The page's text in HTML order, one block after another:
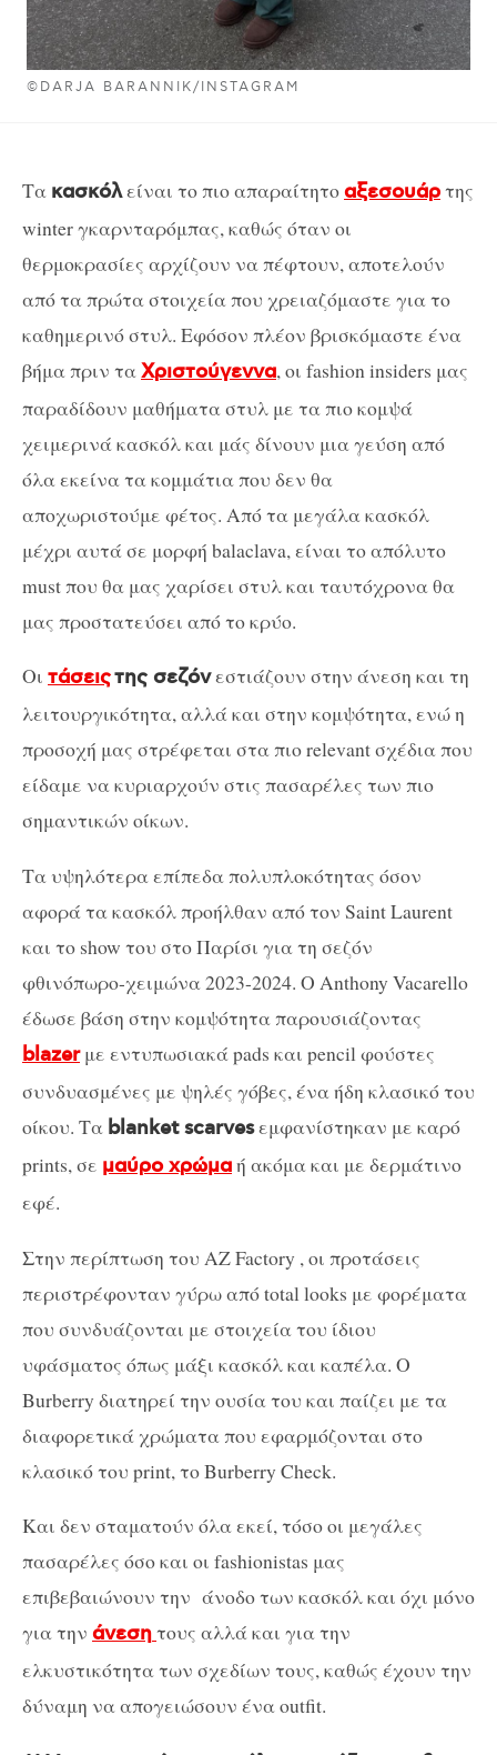
©DARJA BARANNIK/INSTAGRAM
Τα κασκόλείναι το πιο απαραίτητοαξεσουάρτης
winter γκαρνταρόμπας, καθώς όταν οι
θερμοκρασίες αρχίζουν να πέφτουν, αποτελούν
από τα πρώτα στοιχεία που χρειαζόμαστε για το
καθημερινό στυλ. Εφόσον πλέον βρισκόμαστε ένα
βήμα πριν ταΧριστούγεννα, οι fashion insiders μας
παραδίδουν μαθήματα στυλ με τα πιο κομψά
χειμερινά κασκόλ και μάς δίνουν μια γεύση από
όλα εκείνα τα κομμάτια που δεν θα
αποχωριστούμε φέτος. Από τα μεγάλα κασκόλ
μέχρι αυτά σε μορφή balaclava, είναι το απόλυτο
must που θα μας χαρίσει στυλ και ταυτόχρονα θα
μας προστατεύσει από το κρύο.
Οι τάσειςτης σεζόνεστιάζουν στην άνεση και τη
λειτουργικότητα, αλλά και στην κομψότητα, ενώ η
προσοχή μας στρέφεται στα πιο relevant σχέδια που
είδαμε να κυριαρχούν στις πασαρέλες των πιο
σημαντικών οίκων.
Τα υψηλότερα επίπεδα πολυπλοκότητας όσον
αφορά τα κασκόλ προήλθαν από τον Saint Laurent
και το show του στο Παρίσι για τη σεζόν
φθινόπωρο-χειμώνα 2023-2024. Ο Anthony Vacarello
έδωσε βάση στην κομψότητα παρουσιάζοντας
blazerμε εντυπωσιακά pads και pencil φούστες
συνδυασμένες με ψηλές γόβες, ένα ήδη κλασικό του
οίκου. Τα blanket scarvesεμφανίστηκαν με καρό
prints, σε μαύρο χρώμαή ακόμα και με δερμάτινο
εφέ.
Στην περίπτωση του AZ Factory , οι προτάσεις
περιστρέφονταν γύρω από total looks με φορέματα
που συνδυάζονται με στοιχεία του ίδιου
υφάσματος όπως μάξι κασκόλ και καπέλα. Ο
Burberry διατηρεί την ουσία του και παίζει με τα
διαφορετικά χρώματα που εφαρμόζονται στο
κλασικό του print, το Burberry Check.
Και δεν σταματούν όλα εκεί, τόσο οι μεγάλες
πασαρέλες όσο και οι fashionistas μας
επιβεβαιώνουν την άνοδο των κασκόλ και όχι μόνο
για την άνεσητους αλλά και για την
ελκυστικότητα των σχεδίων τους, καθώς έχουν την
δύναμη να απογειώσουν ένα outfit.